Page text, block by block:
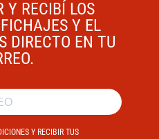
Y RECIBÍ LOS
Y EL
DIRECTO EN TU
Y RECIBIR TUS